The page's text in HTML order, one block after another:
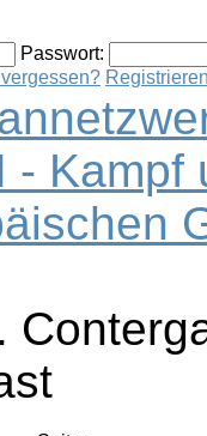
Passwort:
-